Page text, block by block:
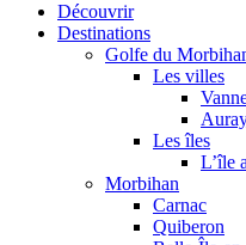
Découvrir
Destinations
Golfe du
Les villes
Les îles
L’île
Morbihan
Carnac
Quiberon